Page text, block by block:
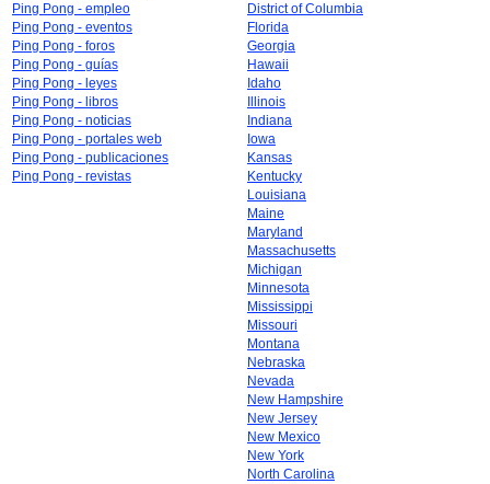
Ping Pong - empleo
Ping Pong - eventos
Ping Pong - foros
Ping Pong - guías
Ping Pong - leyes
Ping Pong - libros
Ping Pong - noticias
Ping Pong - portales web
Ping Pong - publicaciones
Ping Pong - revistas
District of Columbia
Florida
Georgia
Hawaii
Idaho
Illinois
Indiana
Iowa
Kansas
Kentucky
Louisiana
Maine
Maryland
Massachusetts
Michigan
Minnesota
Mississippi
Missouri
Montana
Nebraska
Nevada
New Hampshire
New Jersey
New Mexico
New York
North Carolina